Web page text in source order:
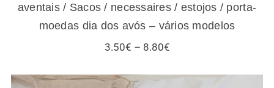
aventais / Sacos / necessaires / estojos / porta-
moedas dia dos avós – vários modelos
3.50€ – 8.80€Price